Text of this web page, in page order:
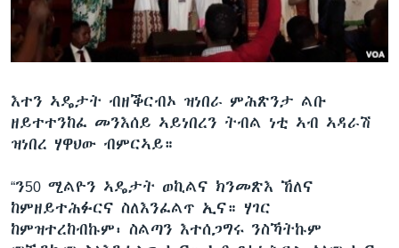
እተን ኣዴታት ብዘቕርብኦ ዝነበራ ምሕጽንታ ልቡ
ዘይተተንከፈ መንእሰይ ኣይነበረን ትብል ነቲ ኣብ ኣዳራሽ
ዝነበረ ሃዋህው ብምርኣይ።
“ን50 ሚልዮን ኣዴታት ወኪልና ክንመጽእ ኸለና
ከምዘይተሕፉርና ስለእንፈልጥ ኢና። ሃገር
ከምዝተረከብኩም፡ ስልጣን እተሰጋግሩ ንስኻትኩም